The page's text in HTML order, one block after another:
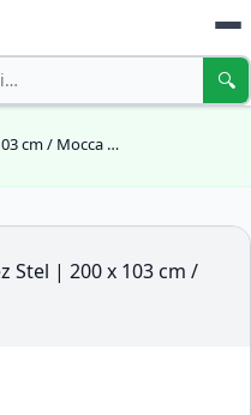
🔍
cm / Mocca …